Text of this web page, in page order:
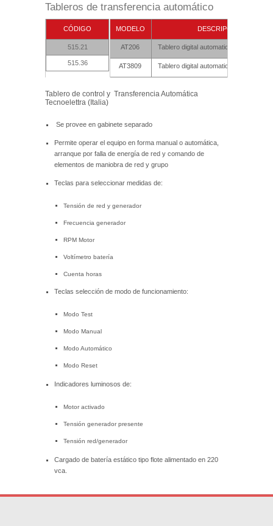
Tableros de transferencia automático
MODELO DESCRIPCIÓN
AT206 Tablero digital automatico modelo
AT3809 Tablero digital automatico modelo
CÓDIGO
515.21
515.36
Tablero de control y Transferencia Automática
Tecnoelettra (Italia)
Se provee en gabinete separado
Permite operar el equipo en forma manual o automática,
arranque por falla de energía de red y comando de
elementos de maniobra de red y grupo
Teclas para seleccionar medidas de:
Tensión de red y generador
Frecuencia generador
RPM Motor
Voltímetro batería
Cuenta horas
Teclas selección de modo de funcionamiento:
Modo Test
Modo Manual
Modo Automático
Modo Reset
Indicadores luminosos de:
Motor activado
Tensión generador presente
Tensión red/generador
Cargado de batería estático tipo flote alimentado en 220
vca.